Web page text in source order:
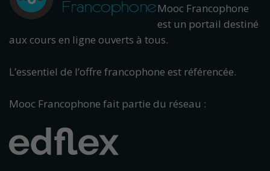
Mooc Francophone
est un portail destiné
aux cours en ligne ouverts à tous.
L’essentiel de l’offre francophone est référencée.
Mooc Francophone fait partie du réseau :